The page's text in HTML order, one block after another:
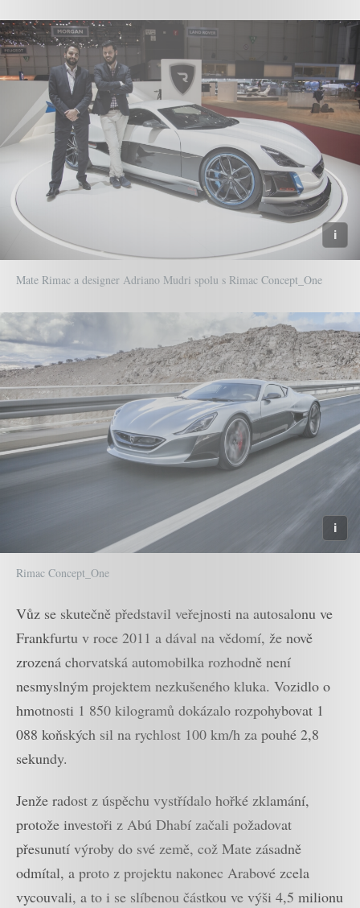
Mate Rimac a designer Adriano Mudri spolu s Rimac Concept_One
Rimac Concept_One
Vůz se skutečně představil veřejnosti na autosalonu ve
Frankfurtu v roce 2011 a dával na vědomí, že nově
zrozená chorvatská automobilka rozhodně není
nesmyslným projektem nezkušeného kluka. Vozidlo o
hmotnosti 1 850 kilogramů dokázalo rozpohybovat 1
088 koňských sil na rychlost 100 km/h za pouhé 2,8
sekundy.
Jenže radost z úspěchu vystřídalo hořké zklamání,
protože investoři z Abú Dhabí začali požadovat
přesunutí výroby do své země, což Mate zásadně
odmítal, a proto z projektu nakonec Arabové zcela
vycouvali, a to i se slíbenou částkou ve výši 4,5 milionu